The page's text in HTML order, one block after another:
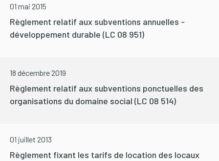
Règlement relatif aux subventions annuelles -
développement durable (LC 08 951)
01 mai 2015
Règlement relatif aux subventions ponctuelles des
organisations du domaine social (LC 08 514)
18 décembre 2019
Règlement fixant les tarifs de location des locaux
01 juillet 2013